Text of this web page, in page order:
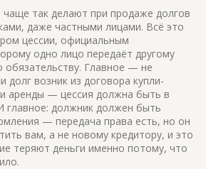
чаще так делают при продаже долгов
даже частными лицами. Всё это
цессии, официальным
одно лицо передаёт другому
обязательству. Главное — не
долг возник из договора купли-
аренды — цессия должна быть в
главное: должник должен быть
— передача права есть, но он
вам, а не новому кредитору, и это
теряют деньги именно потому, что